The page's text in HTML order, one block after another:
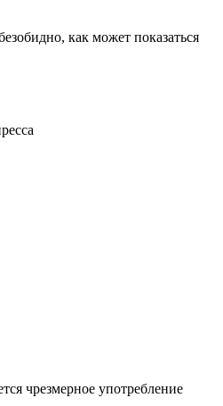
как может показаться
чрезмерное употребление